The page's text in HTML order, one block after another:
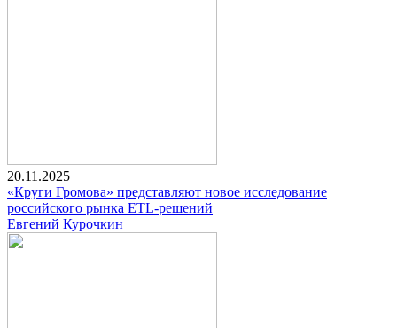
20.11.2025
«Круги Громова» представляют новое исследование
российского рынка ETL-решений
Евгений Курочкин